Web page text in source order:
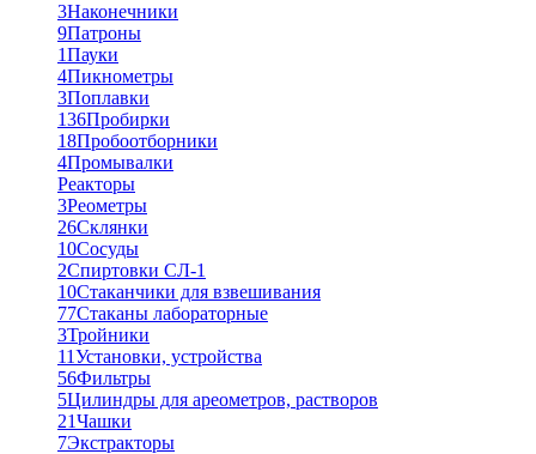
3Наконечники
9Патроны
1Пауки
4Пикнометры
3Поплавки
136Пробирки
18Пробоотборники
4Промывалки
Реакторы
3Реометры
26Склянки
10Сосуды
2Спиртовки СЛ-1
10Стаканчики для взвешивания
77Стаканы лабораторные
3Тройники
11Установки, устройства
56Фильтры
5Цилиндры для ареометров, растворов
21Чашки
7Экстракторы